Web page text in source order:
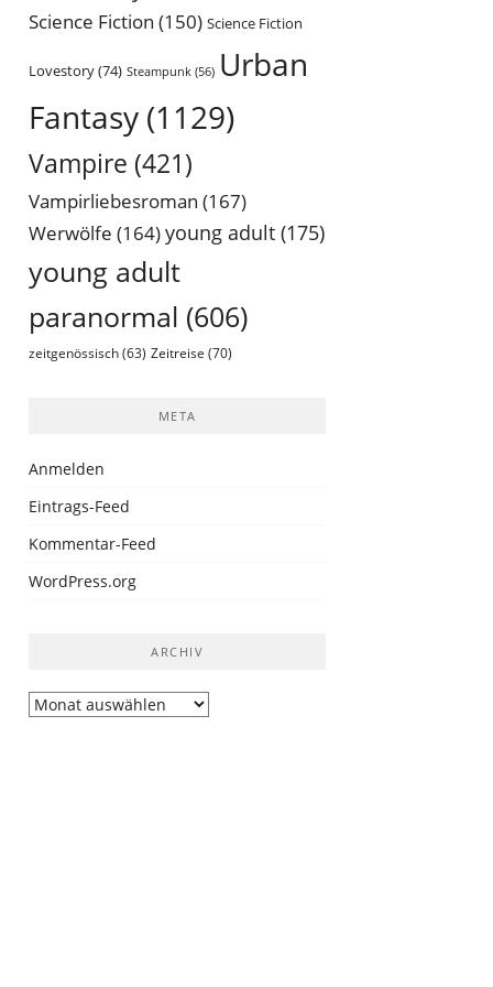
Science Fiction (150) Science Fiction
Lovestory(74) Steampunk (56) Urban
Fantasy (1129)
Vampire (421)
Vampirliebesroman (167)
Werwölfe (164)young adult (175)
young adult
paranormal (606)
zeitgenössisch (63) Zeitreise (70)
META
Anmelden
Eintrags-Feed
Kommentar-Feed
WordPress.org
ARCHIV
Archiv